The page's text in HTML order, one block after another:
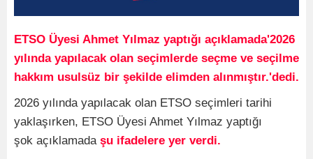
ETSO Üyesi Ahmet Yılmaz yaptığı açıklamada'2026
yılında yapılacak olan seçimlerde seçme ve seçilme
hakkım usulsüz bir şekilde elimden alınmıştır.'dedi.
2026 yılında yapılacak olan ETSO seçimleri tarihi
yaklaşırken, ETSO Üyesi Ahmet Yılmaz yaptığı
şok açıklamada şu ifadelere yer verdi.